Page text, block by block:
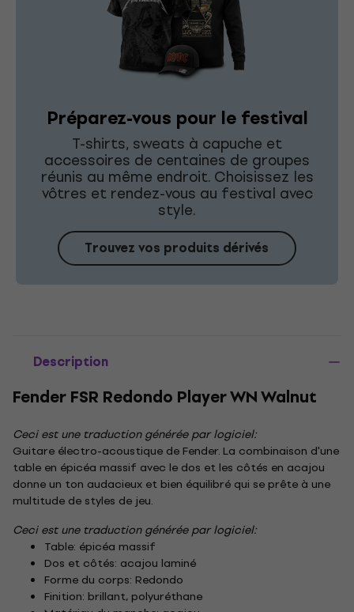
Préparez-vous pour le festival
T-shirts, sweats à capuche et
accessoires de centaines de groupes
réunis au même endroit. Choisissez les
vôtres et rendez-vous au festival avec
style.
Trouvez vos produits dérivés
Description
Fender FSR Redondo Player WN Walnut
Ceci est une traduction générée par logiciel:
Guitare électro-acoustique de Fender. La combinaison d'une
table en épicéa massif avec le dos et les côtés en acajou
donne un ton audacieux et bien équilibré qui se prête à une
multitude de styles de jeu.
Ceci est une traduction générée par logiciel:
Table: épicéa massif
Dos et côtés: acajou laminé
Forme du corps: Redondo
Finition: brillant, polyuréthane